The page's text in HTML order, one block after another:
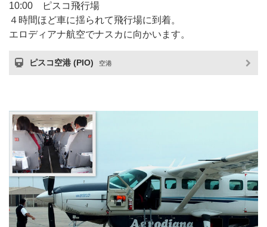
10:00 ピスコ飛行場
４時間ほど車に揺られて飛行場に到着。
エロディアナ航空でナスカに向かいます。
ピスコ空港 (PIO) 空港